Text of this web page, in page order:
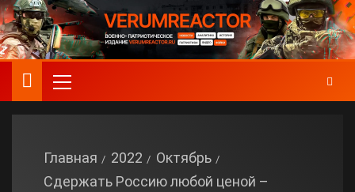
Главная 2022
Октябрь
Сдержать Россию любой ценой –